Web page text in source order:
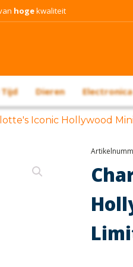
hogekwaliteit
Dieren Electronica
Iconic Hollywood